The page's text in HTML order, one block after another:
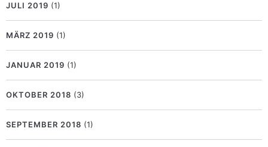
JULI 2019 (1)
MÄRZ 2019 (1)
JANUAR 2019 (1)
OKTOBER 2018 (3)
SEPTEMBER 2018 (1)